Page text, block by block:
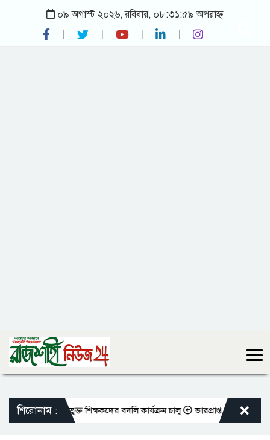
০৯ অগাস্ট ২০২৬, রবিবার, ০৮:৩১:৫৯ অপরাহ্ন
শিরোনাম :
এমপিওভুক্ত শিক্ষকদের বদলি কার্যক্রম চালু ভারপ্রাপ্ত রাষ্ট্রপতিকে